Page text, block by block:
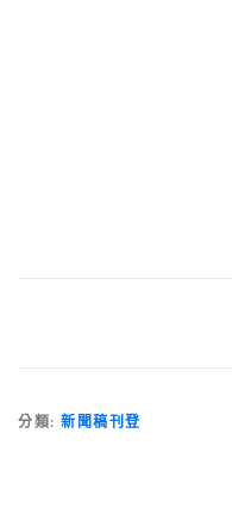
分類: 新聞稿刊登